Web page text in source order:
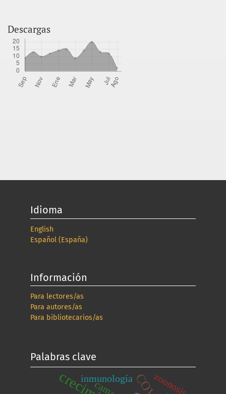
Descargas
Idioma
English
Español (España)
Información
Para lectores/as
Para autores/as
Para bibliotecarios/as
Palabras clave
inmunología zoonosis